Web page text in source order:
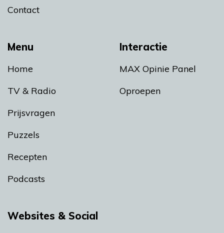
Menu
Home
TV & Radio
Prijsvragen
Puzzels
Recepten
Podcasts
Interactie
MAX Opinie Panel
Oproepen
Contact
Websites & Social